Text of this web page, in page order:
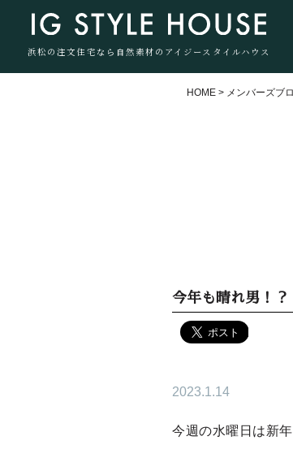
浜松の注文住宅なら自然素材のアイジースタイルハウス
HOME > メンバーズブ
今年も晴れ男！？
2023.1.14
今週の水曜日は新